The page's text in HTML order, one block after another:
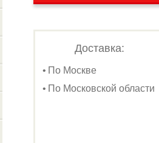
Доставка:
По Москве
По Московской области